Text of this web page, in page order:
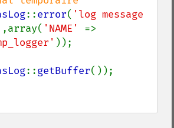
::error( 'log message
,array( 'NAME'
));
::getBuffer());